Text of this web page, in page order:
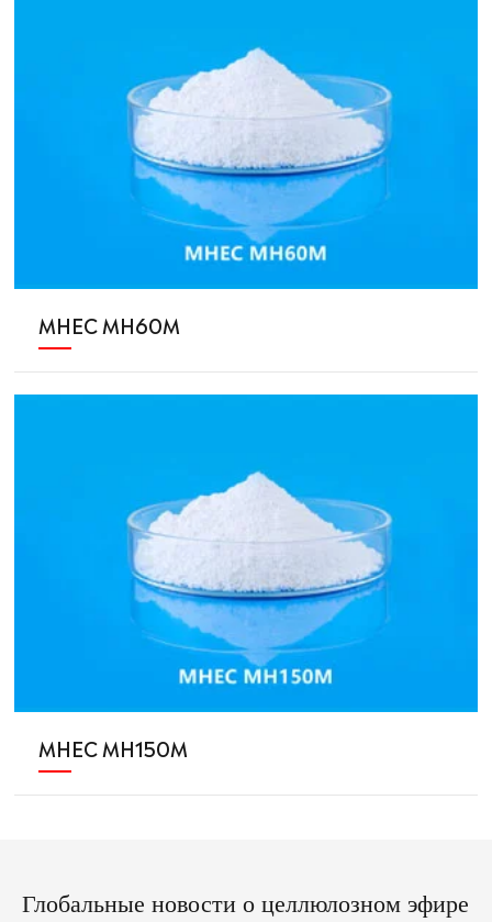
MHEC MH60M
MHEC MH150M
Глобальные новости о целлюлозном эфире